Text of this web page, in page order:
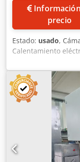
Información de
precio
Estado: usado,
Calentamiento
ajustable Control
fresco, aire de
espuma
Material para
Acaeha Sin
instalación de la
Alto: 210
Precio de una
de entrega: 30 días